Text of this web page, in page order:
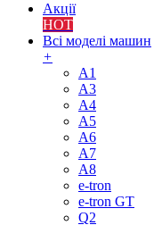
Акції
HOT
Всі моделі машин
+
A1
A3
A4
A5
A6
A7
A8
e-tron
e-tron GT
Q2